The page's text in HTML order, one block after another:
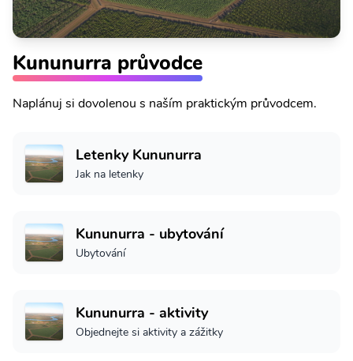
Kununurra průvodce
Naplánuj si dovolenou s naším praktickým průvodcem.
Letenky Kununurra
Jak na letenky
Kununurra - ubytování
Ubytování
Kununurra - aktivity
Objednejte si aktivity a zážitky